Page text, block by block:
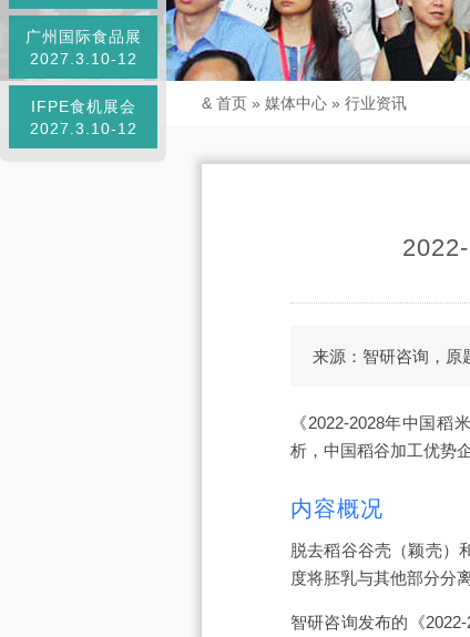
广州国际食品展
2027.3.10-12
IFPE食机展会
2027.3.10-12
& 首页 » 媒体中心 » 行业资讯
来源：智研咨询，原
《2022-2028年中国
析，中国稻谷加工优势
内容概况
脱去稻谷谷壳（颖壳）
度将胚乳与其他部分分
智研咨询发布的《